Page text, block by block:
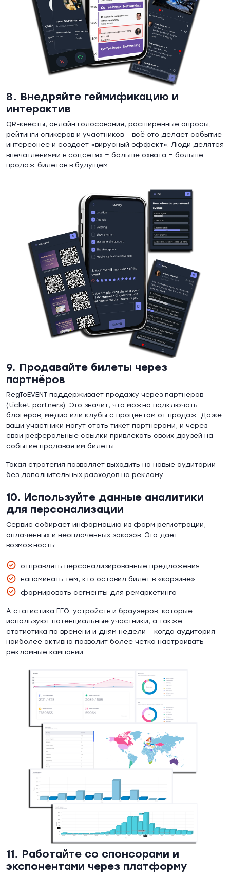
8. Внедряйте геймификацию и
интерактив
QR-квесты, онлайн голосования, расширенные опросы,
рейтинги спикеров и участников – всё это делает событие
интереснее и создаёт «вирусный эффект». Люди делятся
впечатлениями в соцсетях = больше охвата = больше
продаж билетов в будущем.
9. Продавайте билеты через
партнёров
RegToEVENT поддерживает продажу через партнёров
(ticket partners). Это значит, что можно подключать
блогеров, медиа или клубы с процентом от продаж. Даже
ваши участники могут стать тикет партнерами, и через
свои реферальные ссылки привлекать своих друзей на
событие продавая им билеты.
Такая стратегия позволяет выходить на новые аудитории
без дополнительных расходов на рекламу.
10. Используйте данные аналитики
для персонализации
Сервис собирает информацию из форм регистрации,
оплаченных и неоплаченных заказов. Это даёт
возможность:
отправлять персонализированные предложения
напоминать тем, кто оставил билет в «корзине»
формировать сегменты для ремаркетинга
А статистика ГЕО, устройств и браузеров, которые
используют потенциальные участники, а также
статистика по времени и дням недели – когда аудитория
наиболее активна позволит более четко настраивать
рекламные кампании.
11. Работайте со спонсорами и
экспонентами через платформу